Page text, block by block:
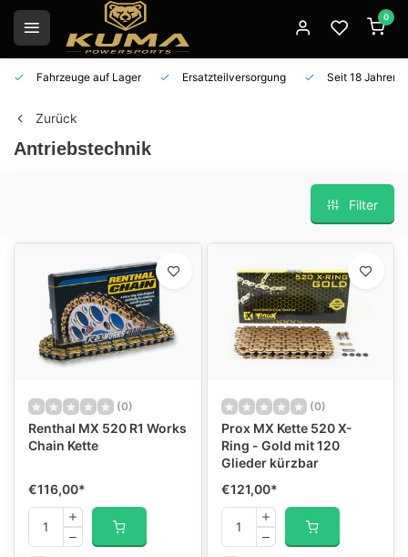
0
Fahrzeuge auf Lager Ersatzteilversorgung Seit 18 Jahren
Zurück
Antriebstechnik
Filter
(0)
Renthal MX 520 R1 Works
Chain Kette
€116,00*
(0)
Prox MX Kette 520 X-
Ring - Gold mit 120
Glieder kürzbar
€121,00*